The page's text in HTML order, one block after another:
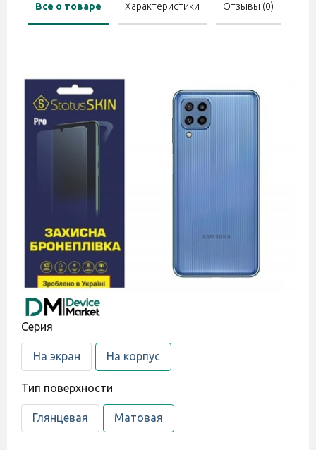
Все о товаре Характеристики Отзывы (0)
Cерия
На экран На корпус
Тип поверхности
Глянцевая Матовая